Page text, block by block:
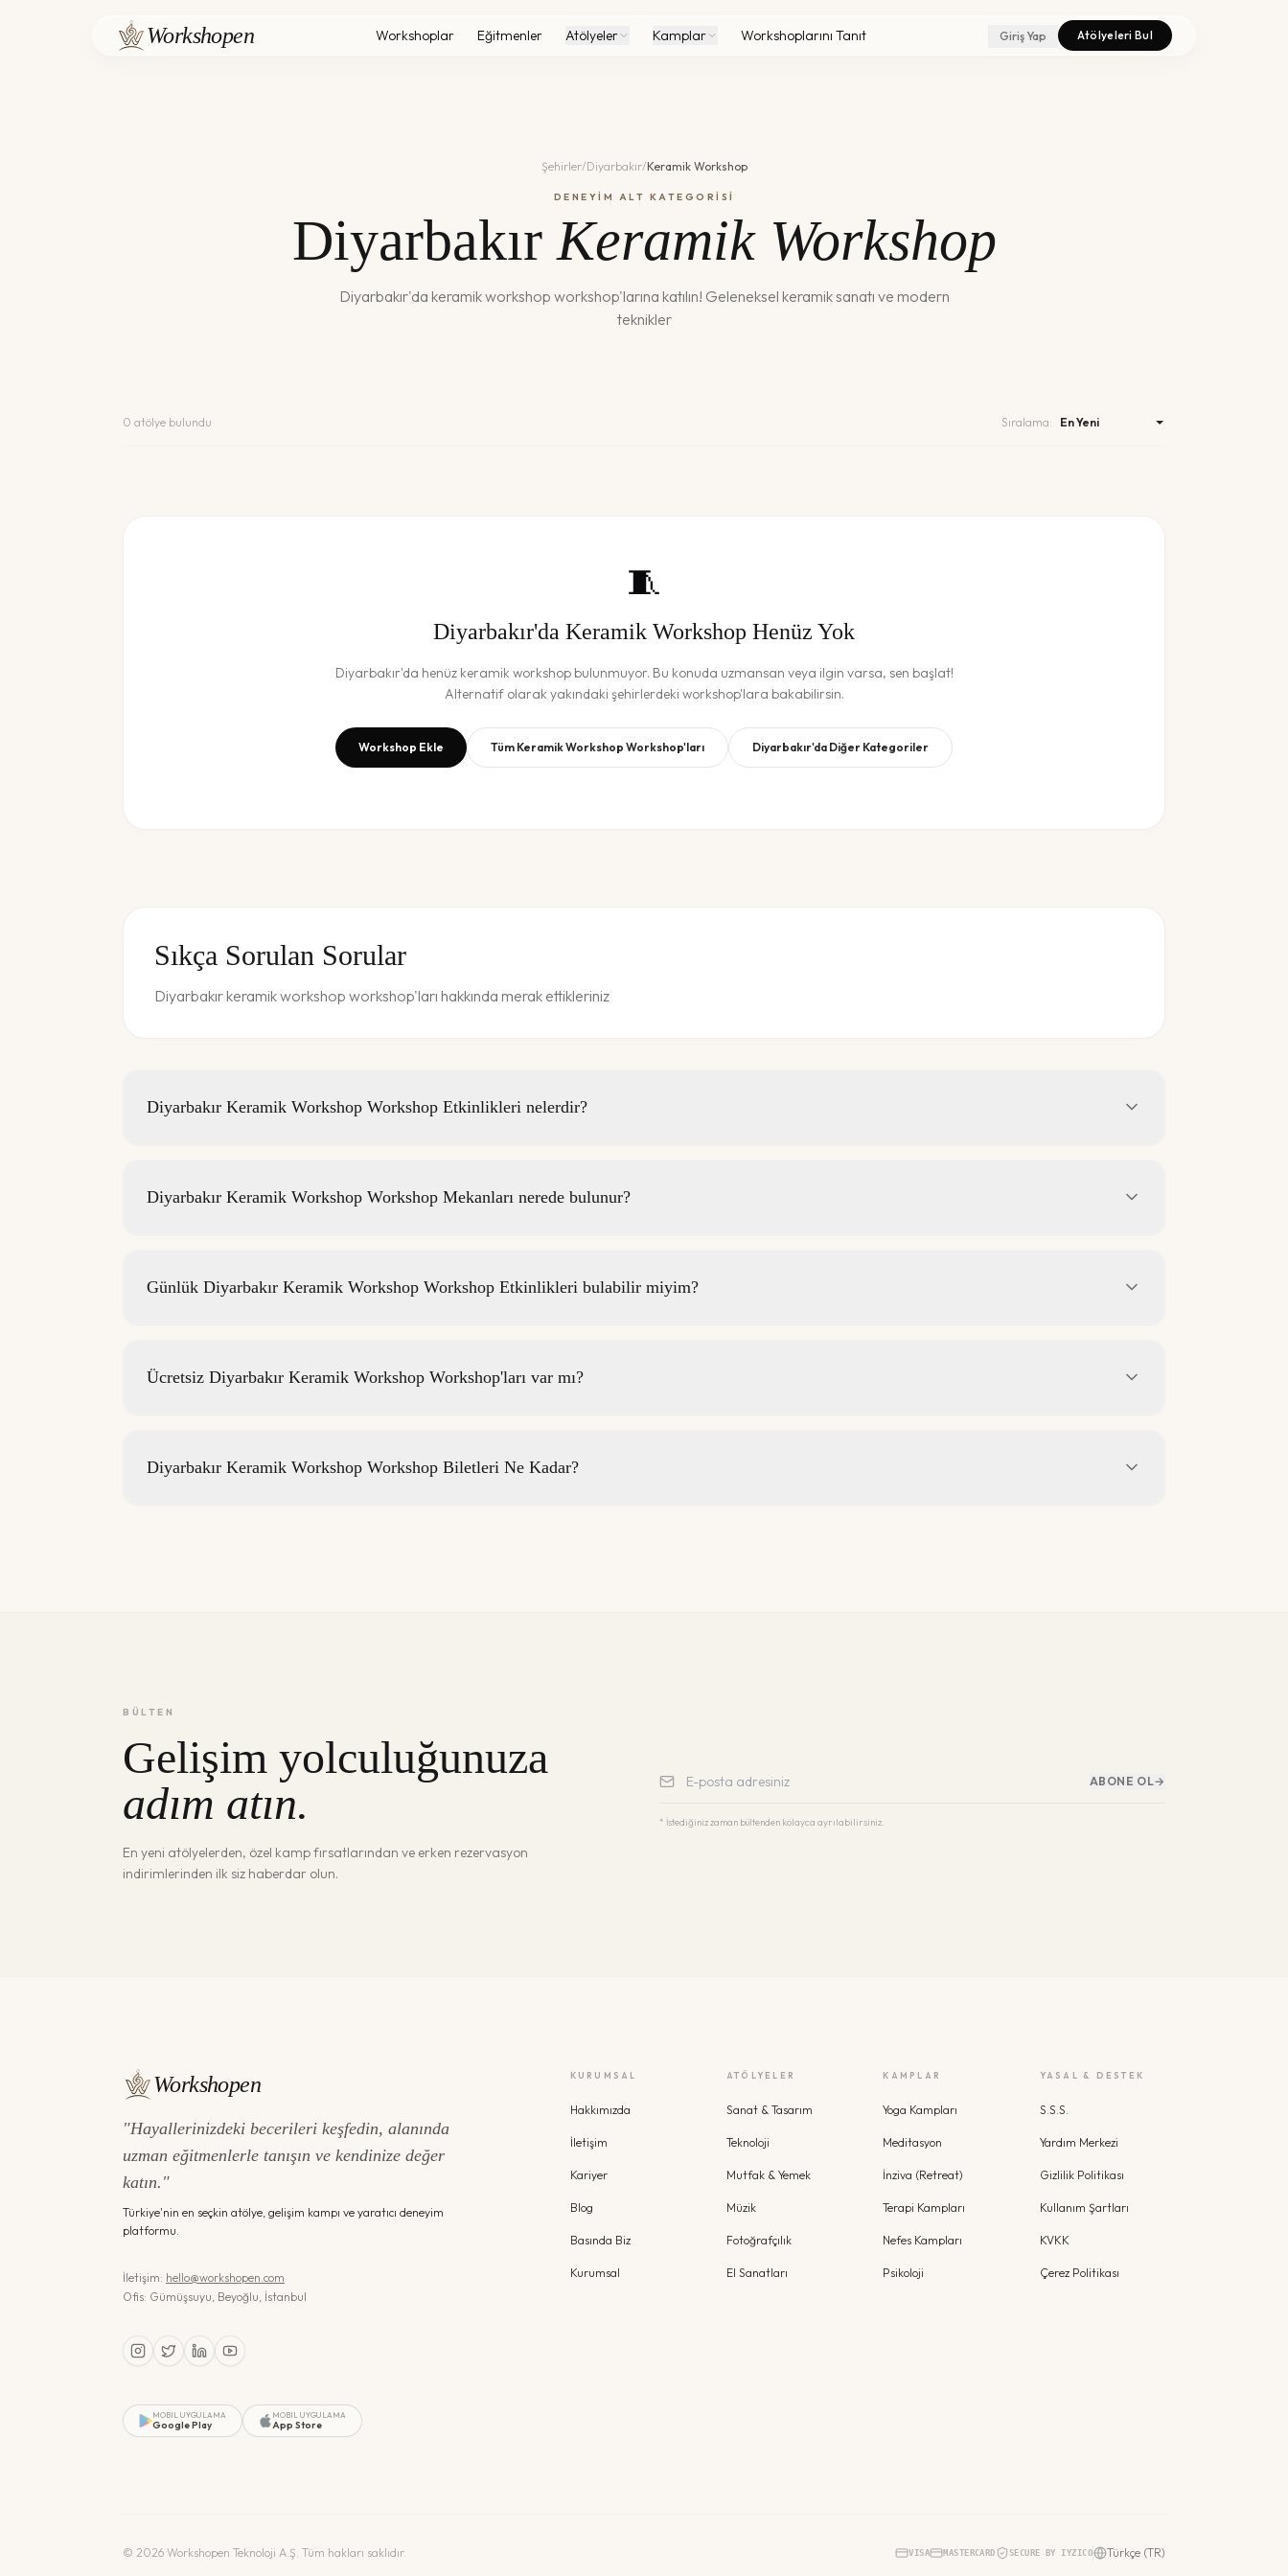
Workshopen Workshoplar Eğitmenler Atölyeler Kamplar Workshoplarını Tanıt Giriş Yap Atölyeleri Bul
Şehirler/Diyarbakır/Keramik Workshop
DENEYİM ALT KATEGORİSİ
Diyarbakır Keramik Workshop
Diyarbakır'da keramik workshop workshop'larına katılın! Geleneksel keramik sanatı ve modern
teknikler
0 atölye bulundu Sıralama:
🧵
Diyarbakır'da Keramik Workshop Henüz Yok
Diyarbakır'da henüz keramik workshopbulunmuyor. Bu konuda uzmansan veya ilgin varsa, sen başlat!
Alternatif olarak yakındaki şehirlerdeki workshop'lara bakabilirsin.
Workshop Ekle Tüm Keramik Workshop Workshop'ları Diyarbakır'da Diğer Kategoriler
Sıkça Sorulan Sorular
Diyarbakır keramik workshop workshop'ları hakkında merak ettikleriniz
Diyarbakır Keramik Workshop Workshop Etkinlikleri nelerdir?
Diyarbakır Keramik Workshop Workshop Mekanları nerede bulunur?
Günlük Diyarbakır Keramik Workshop Workshop Etkinlikleri bulabilir miyim?
Ücretsiz Diyarbakır Keramik Workshop Workshop'ları var mı?
Diyarbakır Keramik Workshop Workshop Biletleri Ne Kadar?
BÜLTEN
Gelişim yolculuğunuza
adım atın.
En yeni atölyelerden, özel kamp fırsatlarından ve erken rezervasyon
indirimlerinden ilk siz haberdar olun.
ABONE OL→
* İstediğiniz zaman bültenden kolayca ayrılabilirsiniz.
Workshopen
"Hayallerinizdeki becerileri keşfedin, alanında
uzman eğitmenlerle tanışın ve kendinize değer
katın."
Türkiye'nin en seçkin atölye, gelişim kampı ve yaratıcı deneyim
platformu.
İletişim: hello@workshopen.com
Ofis: Gümüşsuyu, Beyoğlu, İstanbul
MOBIL UYGULAMA
Google Play
MOBIL UYGULAMA
App Store
KURUMSAL
Hakkımızda
İletişim
Kariyer
Blog
Basında Biz
Kurumsal
ATÖLYELER
Sanat & Tasarım
Teknoloji
Mutfak & Yemek
Müzik
Fotoğrafçılık
El Sanatları
KAMPLAR
Yoga Kampları
Meditasyon
İnziva (Retreat)
Terapi Kampları
Nefes Kampları
Psikoloji
YASAL & DESTEK
S.S.S.
Yardım Merkezi
Gizlilik Politikası
Kullanım Şartları
KVKK
Çerez Politikası
© 2026 Workshopen Teknoloji A.Ş. Tüm hakları saklıdır. VISA MASTERCARD SECURE BY IYZICO Türkçe (TR)